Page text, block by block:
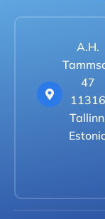
A.H.
47
11316